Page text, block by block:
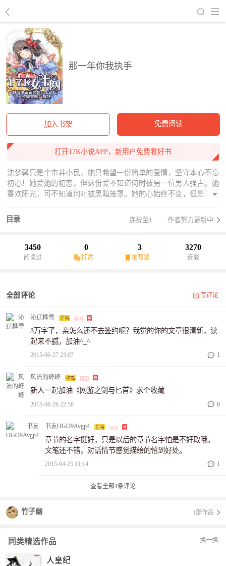
那一年你我执手
加入书架 免费阅读
打开17K小说APP，新用户免费看好书
沈梦馨只是个市井小民，她只希望一份简单的爱情，坚守本心不忘
初心！她爱她的初恋，但这份爱不知道何时被另一位男人强占。她
喜欢阳光，可不知道何时被黑暗笼罩。她的心始终不变，但是却渐
了，逃不开。她的初心是一缕阳光的他，可不知何时她拼劲所有的
力气都找不到这缕阳光。他与她为影子如影随形，却如同噩梦一
厉，卑微无奈欲罢不能！“小姐，请问我们认识吗”转身拿起刀斩断那
三千青丝，如此决绝不留一丝情谊，可是泪就这样无声的落下，她
她支持她在迷茫中寻获本心，在痛苦中获得爱情。
目录 连载至1 作者努力更新中
3450
阅读过
0
打赏
3
推荐票
3270
连载
全部评论 写评论
沁辽桦雪
3万字了，亲怎么还不去签约呢？我觉的你的文章很清新，读
起来不腻，加油^_^
2015-06-27 23:07 1
风流的峰峰
新人一起加油《网游之剑与匕首》求个收藏
2015-06-26 22:58 0
书友OGO9Avgp4
章节的名字挺好，只是以后的章节名字怕是不好取哦。
文笔还不错，对话情节感觉描绘的恰到好处。
2015-04-25 11:14 1
查看全部4条评论
竹子幽 1部作品
同类精选作品 换一换
人皇纪